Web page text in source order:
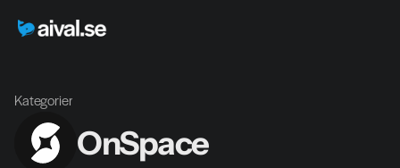
Kategorier
OnSpace